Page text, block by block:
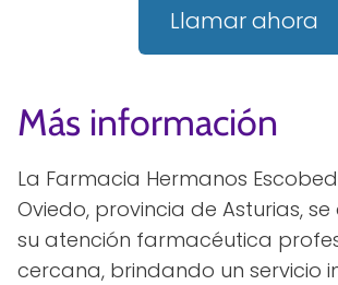
Llamar ahora
Más información
La Farmacia Hermanos
Oviedo, provincia de Asturias,
su atención farmacéutica
cercana, brindando un servicio